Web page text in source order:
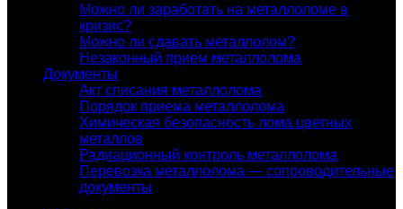
Можно ли заработать на металлоломе в
кризис?
Можно ли сдавать металлолом?
Незаконный прием металлолома
Документы
Акт списания металлолома
Порядок приема металлолома
Химическая безопасность лома цветных
металлов
Радиационный контроль металлолома
Перевозка металлолома — сопроводительные
документы